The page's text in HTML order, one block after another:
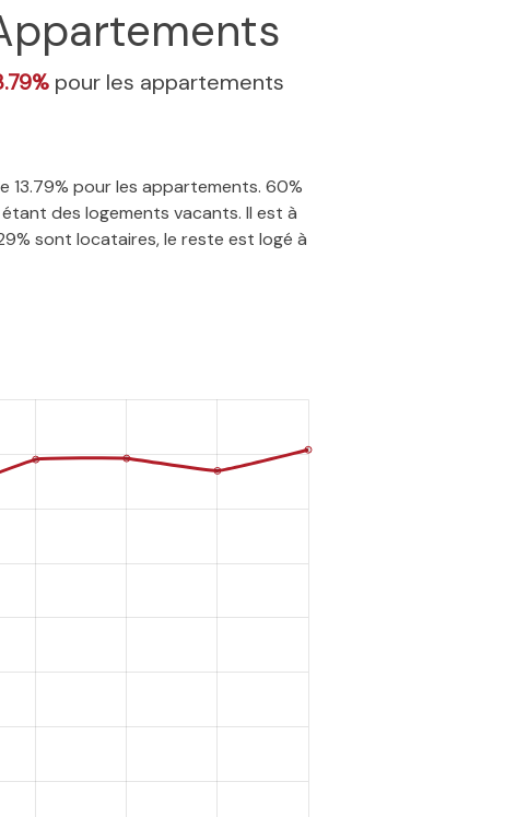
pour les appartements
13.79% pour les appartements. 60%
des logements vacants. Il est à
sont locataires, le reste est logé à